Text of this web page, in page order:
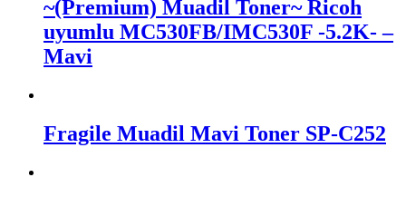
~(Premium) Muadil Toner~ Ricoh
uyumlu MC530FB/IMC530F -5.2K- –
Mavi
Fragile Muadil Mavi Toner SP-C252